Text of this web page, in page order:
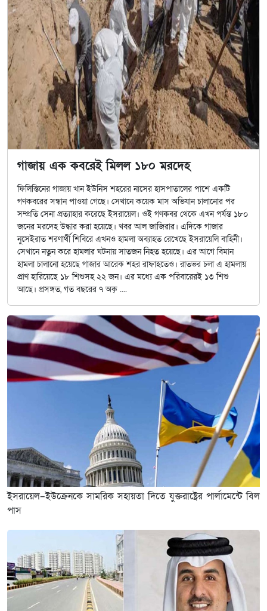
গাজায় এক কবরেই মিলল ১৮০ মরদেহ
ফিলিস্তিনের গাজায় খান ইউনিস শহরের নাসের হাসপাতালের পাশে একটি
গণকবরের সন্ধান পাওয়া গেছে। সেখানে কয়েক মাস অভিযান চালানোর পর
সম্প্রতি সেনা প্রত্যাহার করেছে ইসরায়েল। ওই গণকবর থেকে এখন পর্যন্ত ১৮০
জনের মরদেহ উদ্ধার করা হয়েছে। খবর আল জাজিরার। এদিকে গাজার
নুসেইরাত শরণার্থী শিবিরে এখনও হামলা অব্যাহত রেখেছে ইসরায়েলি বাহিনী।
সেখানে নতুন করে হামলার ঘটনায় সাতজন নিহত হয়েছে। এর আগে বিমান
হামলা চালানো হয়েছে গাজার আরেক শহর রাফাহতেও। রাতভর চলা এ হামলায়
প্রাণ হারিয়েছে ১৮ শিশুসহ ২২ জন। এর মধ্যে এক পরিবারেরই ১৩ শিশু
আছে। প্রসঙ্গত, গত বছরের ৭ অক্ ....
ইসরায়েল–ইউক্রেনকে সামরিক সহায়তা দিতে যুক্তরাষ্ট্রের পার্লামেন্টে বিল
পাস